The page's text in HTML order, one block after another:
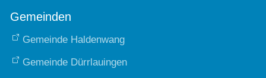
Gemeinden
Gemeinde Haldenwang
Gemeinde Dürrlauingen